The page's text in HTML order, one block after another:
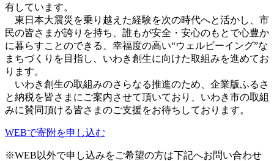
有しています。
東日本大震災を乗り越えた経験を次の時代へと活かし、市
民の皆さまが誇りを持ち、誰もが安全・安心のもとで心豊か
に暮らすことのできる、幸福度の高い“ウェルビーイング”な
まちづくりを目指し、いわき創生に向けた取組みを進めてお
ります。
いわき創生の取組みのさらなる推進のため、企業版ふるさ
と納税を皆さまにご案内させて頂いており、いわき市の取組
みに賛同頂ける皆さまのご支援をお待ちしております。
WEBで寄附を申し込む
※WEB以外で申し込みをご希望の方は下記へお問い合わせ